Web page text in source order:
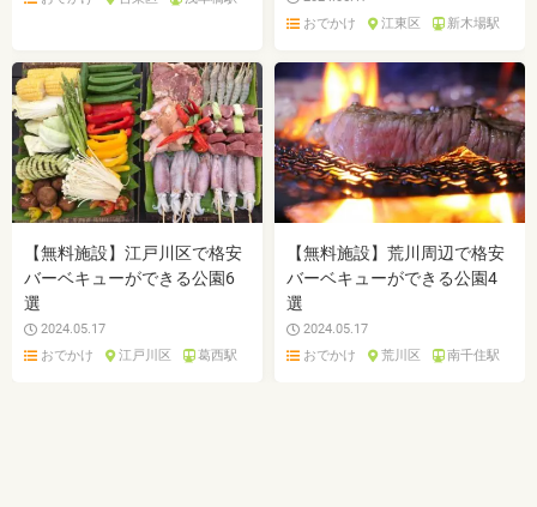
おでかけ
江東区 新木場駅
【無料施設】江戸川区で格安
バーベキューができる公園6
選
2024.05.17
おでかけ
江戸川区 葛西駅
【無料施設】荒川周辺で格安
バーベキューができる公園4
選
2024.05.17
おでかけ
荒川区 南千住駅